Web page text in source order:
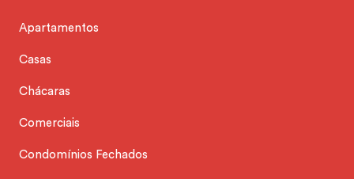
Apartamentos
Casas
Chácaras
Comerciais
Condomínios Fechados